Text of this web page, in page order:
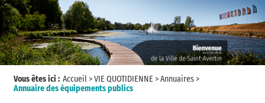
Vous êtes ici : Accueil>VIE QUOTIDIENNE >Annuaires>
Annuaire des équipements publics